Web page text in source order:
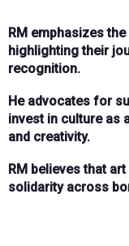
RM emphasizes
highlighting their
recognition.
He advocates for
invest in culture as
and creativity.
RM believes that
solidarity across